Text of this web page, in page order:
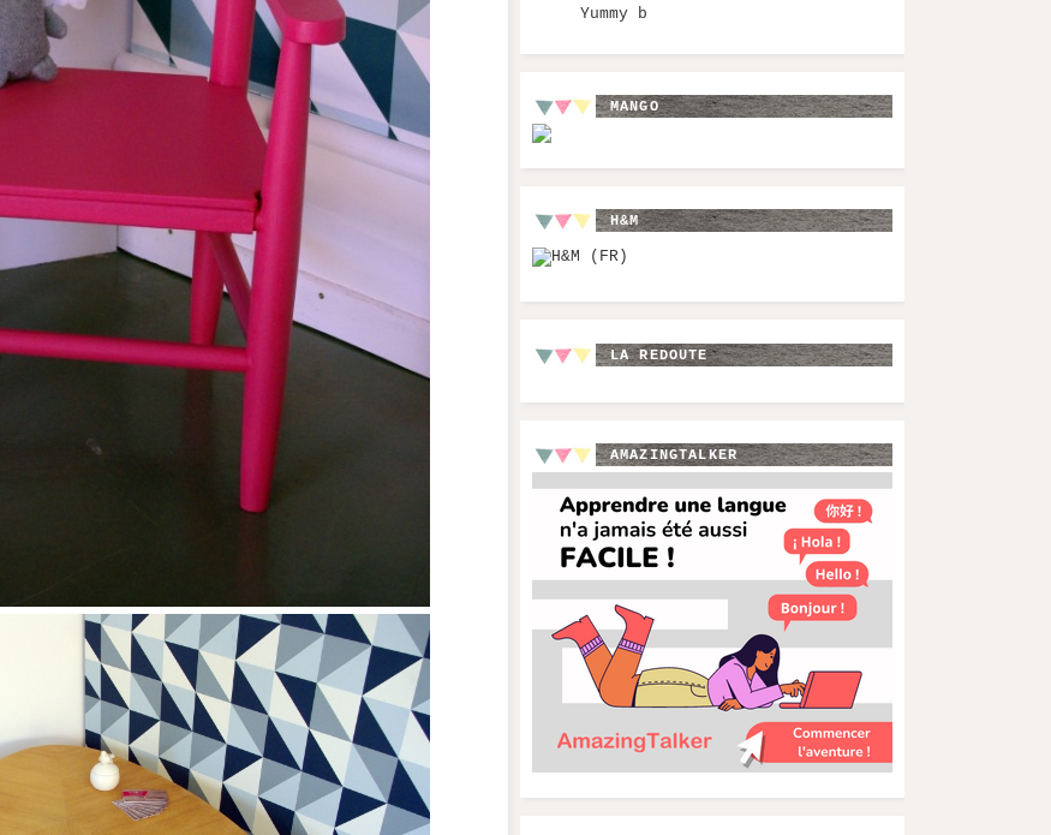
Yummy b
MANGO
H&M
LA REDOUTE
AMAZINGTALKER